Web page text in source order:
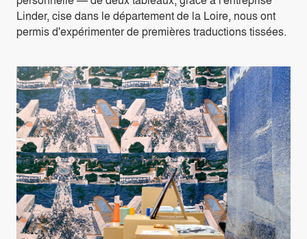
Linder, cise dans le département de la Loire, nous ont
permis d'expérimenter de premières traductions tissées.